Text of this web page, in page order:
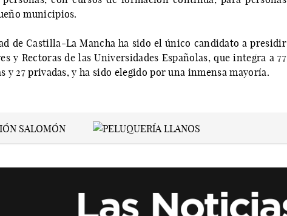
municipios.
de Castilla-La Mancha ha sido el único candidato a presidir
y Rectoras de las Universidades Españolas, que integra a 77
y 27 privadas, y ha sido elegido por una inmensa mayoría.